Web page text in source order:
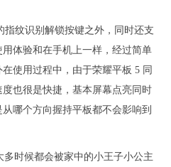
指纹识别解锁按键之外，同时还支
体验和在手机上一样，经过简单
使用过程中，由于荣耀平板 5 同
也很是快捷，基本屏幕点亮同时
哪个方向握持平板都不会影响到
时候都会被家中的小王子小公主